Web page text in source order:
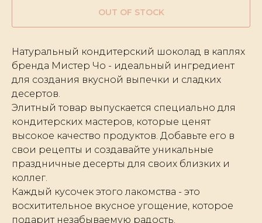
OUT OF STOCK
Натуральный кондитерский шоколад в каплях
бренда Мистер Чо - идеальный ингредиент
для создания вкусной выпечки и сладких
десертов.
Элитный товар выпускается специально для
кондитерских мастеров, которые ценят
высокое качество продуктов. Добавьте его в
свои рецепты и создавайте уникальные
праздничные десерты для своих близких и
коллег.
Каждый кусочек этого лакомства - это
восхитительное вкусное угощение, которое
подарит незабываемую радость.